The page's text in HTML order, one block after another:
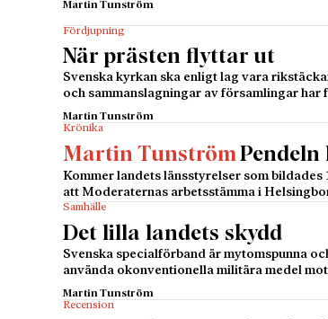
Martin Tunström
Fördjupning
När prästen flyttar ut
Svenska kyrkan ska enligt lag vara
och sammanslagningar av församlingar
Martin Tunström
Krönika
Martin TunströmPendeln
Kommer landets länsstyrelser som
att Moderaternas arbetsstämma i
Samhälle
Det lilla landets skydd
Svenska specialförband är mytomspunna
använda okonventionella militära medel
Martin Tunström
Recension